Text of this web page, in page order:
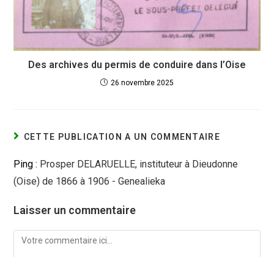
Des archives du permis de conduire dans l’Oise
26 novembre 2025
CETTE PUBLICATION A UN COMMENTAIRE
Ping : Prosper DELARUELLE, instituteur à Dieudonne
(Oise) de 1866 à 1906 - Genealieka
Laisser un commentaire